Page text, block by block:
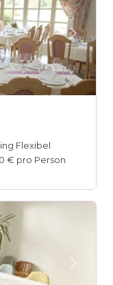
Flexibel
€ pro Person